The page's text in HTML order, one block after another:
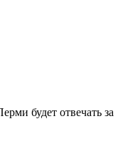
будет отвечать за